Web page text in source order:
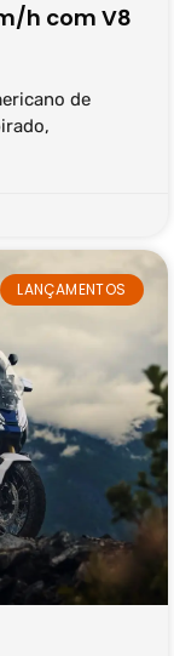
h com V8
de
LANÇAMENTOS